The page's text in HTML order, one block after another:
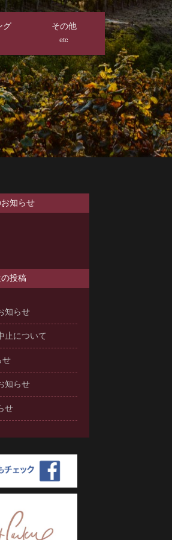
グ その他
etc
知らせ
投稿
知らせ
止について
せ
知らせ
せ